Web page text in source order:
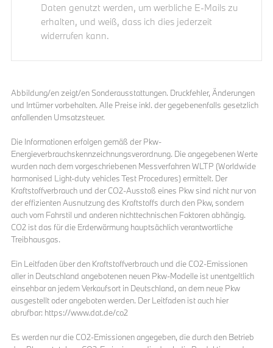
Daten genutzt werden, um werbliche E-Mails zu
erhalten, und weiß, dass ich dies jederzeit
widerrufen kann.
Abbildung/en zeigt/en Sonderausstattungen. Druckfehler, Änderungen
und Irrtümer vorbehalten. Alle Preise inkl. der gegebenenfalls gesetzlich
anfallenden Umsatzsteuer.
Die Informationen erfolgen gemäß der Pkw-
Energieverbrauchskennzeichnungsverordnung. Die angegebenen Werte
wurden nach dem vorgeschriebenen Messverfahren WLTP (Worldwide
harmonised Light-duty vehicles Test Procedures) ermittelt. Der
Kraftstoffverbrauch und der CO2-Ausstoß eines Pkw sind nicht nur von
der effizienten Ausnutzung des Kraftstoffs durch den Pkw, sondern
auch vom Fahrstil und anderen nichttechnischen Faktoren abhängig.
CO2 ist das für die Erderwärmung hauptsächlich verantwortliche
Treibhausgas.
Ein Leitfaden über den Kraftstoffverbrauch und die CO2-Emissionen
aller in Deutschland angebotenen neuen Pkw-Modelle ist unentgeltlich
einsehbar an jedem Verkaufsort in Deutschland, an dem neue Pkw
ausgestellt oder angeboten werden. Der Leitfaden ist auch hier
abrufbar: https://www.dat.de/co2
Es werden nur die CO2-Emissionen angegeben, die durch den Betrieb